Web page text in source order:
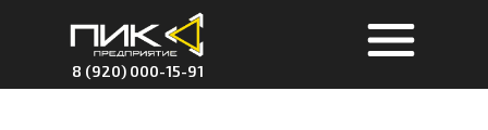
8 (920) 000-15-91